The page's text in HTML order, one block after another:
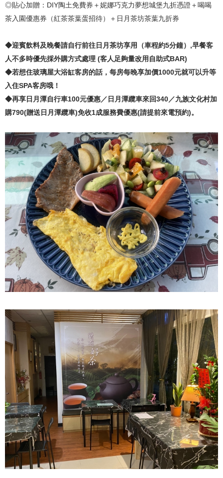
◎貼心加贈：DIY陶土免費券＋妮娜巧克力夢想城堡九折憑證＋喝喝
茶入園優惠券（紅茶茶葉蛋招待）＋日月茶坊茶葉九折券
◆迎賓飲料及晚餐請自行前往日月茶坊享用（車程約5分鐘）,早餐客
人不多時優先採外購方式處理 (客人足夠量改用自助式BAR)
◆若想住玻璃屋大浴缸客房的話，每房每晚享加價1000元就可以升等
入住SPA客房哦！
◆再享日月潭自行車100元優惠／日月潭纜車來回340／九族文化村加
購790(贈送日月潭纜車)免收1成服務費優惠(請提前來電預約)。